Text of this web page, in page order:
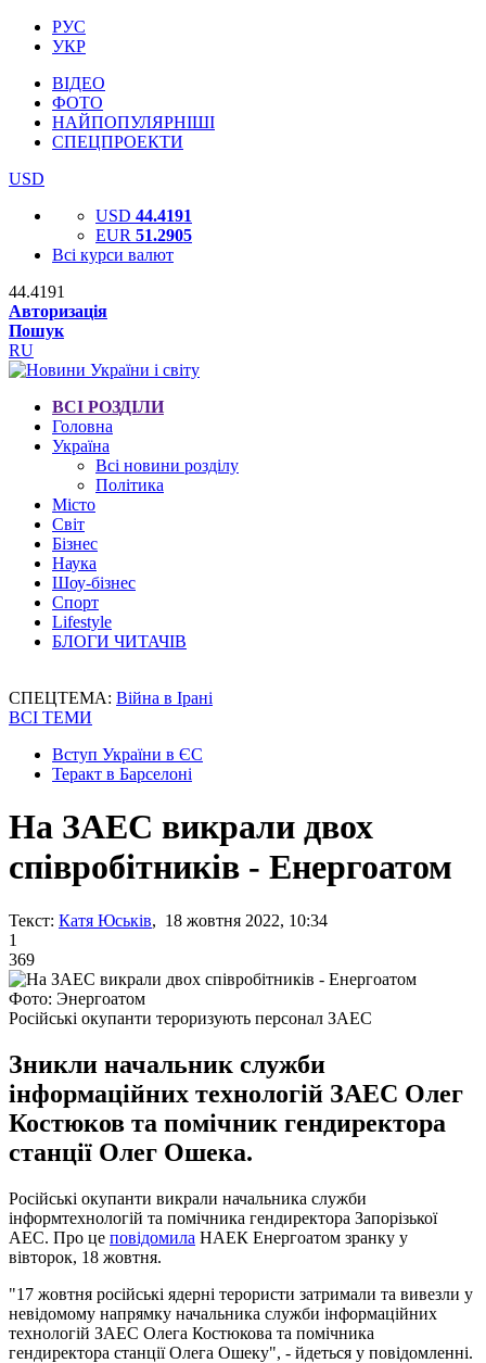
РУС
УКР
ВІДЕО
ФОТО
НАЙПОПУЛЯРНІШІ
СПЕЦПРОЕКТИ
USD
USD 44.4191
EUR 51.2905
Всі курси валют
44.4191
Авторизація
Пошук
RU
ВСІ РОЗДІЛИ
Головна
Україна
Всі новини розділу
Політика
Місто
Світ
Бізнес
Наука
Шоу-бізнес
Спорт
Lifestyle
БЛОГИ ЧИТАЧІВ
СПЕЦТЕМА: Війна в Ірані
ВСІ ТЕМИ
Вступ України в ЄС
Теракт в Барселоні
На ЗАЕС викрали двох
співробітників - Енергоатом
Текст: Катя Юськів, 18 жовтня 2022, 10:34
1
369
Фото: Энергоатом
Російські окупанти тероризують персонал ЗАЕС
Зникли начальник служби
інформаційних технологій ЗАЕС Олег
Костюков та помічник гендиректора
станції Олег Ошека.
Російські окупанти викрали начальника служби
інформтехнологій та помічника гендиректора Запорізької
АЕС. Про це повідомила НАЕК Енергоатом зранку у
вівторок, 18 жовтня.
"17 жовтня російські ядерні терористи затримали та вивезли у
невідомому напрямку начальника служби інформаційних
технологій ЗАЕС Олега Костюкова та помічника
гендиректора станції Олега Ошеку", - йдеться у повідомленні.